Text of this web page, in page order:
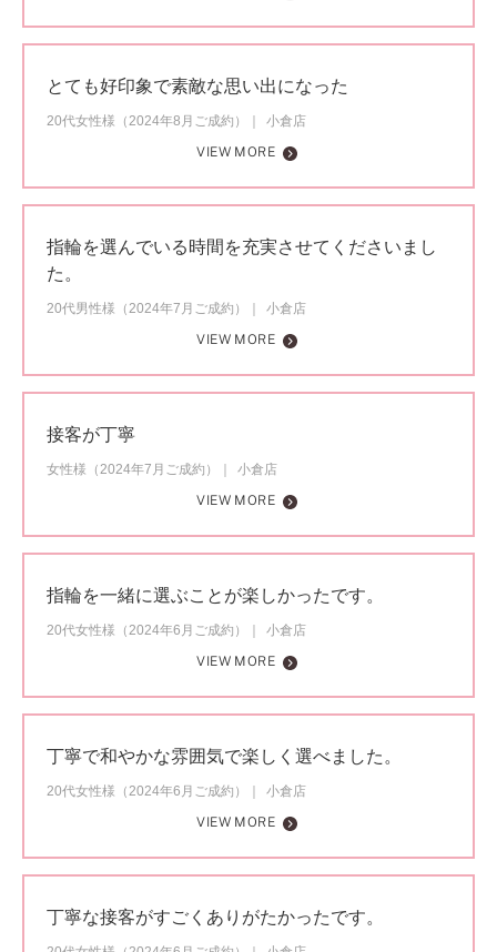
とても好印象で素敵な思い出になった
20代女性様（2024年8月ご成約）
小倉店
VIEW MORE
指輪を選んでいる時間を充実させてくださいまし
た。
20代男性様（2024年7月ご成約）
小倉店
VIEW MORE
接客が丁寧
女性様（2024年7月ご成約）
小倉店
VIEW MORE
指輪を一緒に選ぶことが楽しかったです。
20代女性様（2024年6月ご成約）
小倉店
VIEW MORE
丁寧で和やかな雰囲気で楽しく選べました。
20代女性様（2024年6月ご成約）
小倉店
VIEW MORE
丁寧な接客がすごくありがたかったです。